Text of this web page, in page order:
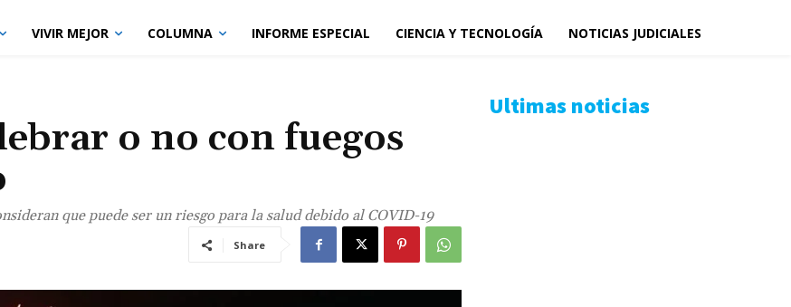
VIVIR MEJOR COLUMNA INFORME ESPECIAL CIENCIA Y TECNOLOGÍA NOTICIAS JUDICIALES
o no con fuegos
que puede ser un riesgo para la salud debido al COVID-19
Share
Ultimas noticias